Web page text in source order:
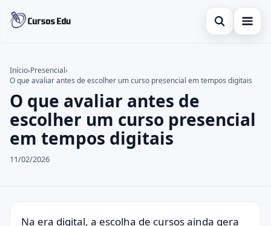
Abrir busca
Inglês
Idiomas
espanhol
Buscar no site
Buscar por:
Pressione Enter para buscar ou ESC para fechar.
Início›Presencial›
O que avaliar antes de escolher um curso presencial em tempos digitais
O que avaliar antes de
escolher um curso presencial
em tempos digitais
11/02/2026
Na era digital, a escolha de cursos ainda gera